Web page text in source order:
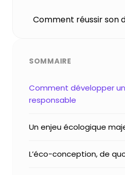
Comment réussir son
SOMMAIRE
Comment développer
responsable
Un enjeu écologique
L’éco-conception, de